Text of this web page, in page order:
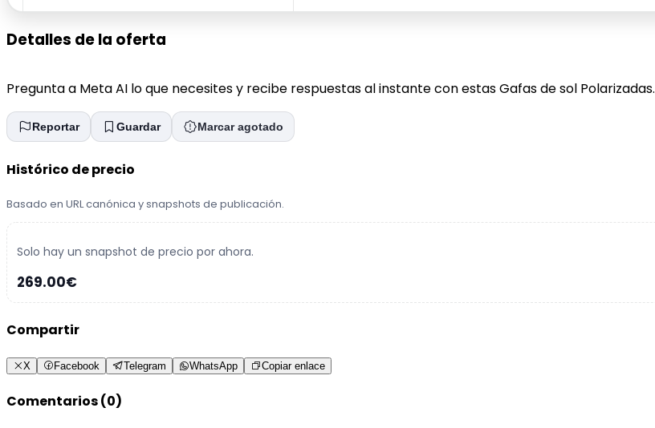
Detalles de la oferta
Pregunta a Meta AI lo que necesites y recibe respuestas al instante con estas Gafas de sol Polarizadas.
Reportar Guardar Marcar agotado
Histórico de precio
Basado en URL canónica y snapshots de publicación.
Solo hay un snapshot de precio por ahora.
269.00€
Compartir
X Facebook Telegram WhatsApp Copiar enlace
Comentarios (0)